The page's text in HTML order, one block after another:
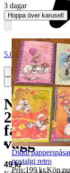
5.0
NY
2026
vägg
49 kr
3 dagar
Hoppa över karusell
Diddl
nostalgi retro
Pris:199 kr,Köp nu